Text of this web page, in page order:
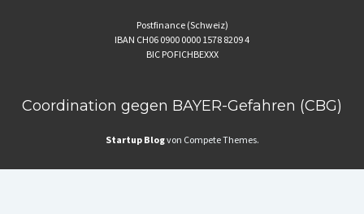
Postfinance (Schweiz)
IBAN CH06 0900 0000 1578 8209 4
BIC POFICHBEXXX
Coordination gegen BAYER-Gefahren (CBG)
Startup Blogvon Compete Themes.